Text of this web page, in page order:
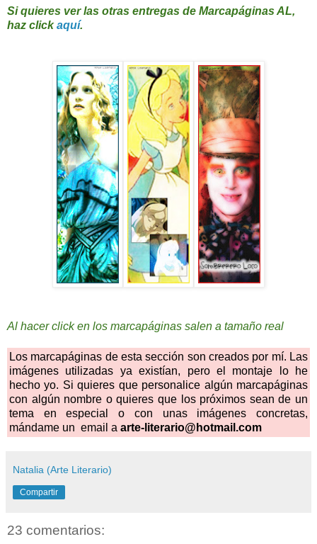
Si quieres ver las otras entregas de Marcapáginas AL,
haz clickaquí.
Al hacer click en los marcapáginas salen a tamaño real
Los marcapáginas de esta sección son creados por mí. Las
imágenes utilizadas ya existían, pero el montaje lo he
hecho yo. Si quieres que personalice algún marcapáginas
con algún nombre o quieres que los próximos sean de un
tema en especial o con unas imágenes concretas,
mándame un email a arte-literario@hotmail.com
Natalia (Arte Literario)
Compartir
23 comentarios: